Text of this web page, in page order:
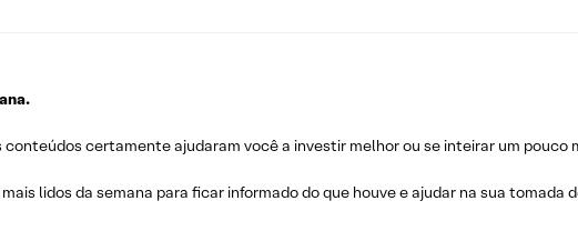
conteúdos certamente ajudaram você a investir melhor ou se inteirar um pouco
lidos da semana para ficar informado do que houve e ajudar na sua tomada